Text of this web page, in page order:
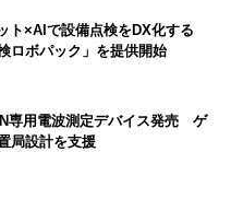
ト×AIで設備点検をDX化する
ロボパック」を提供開始
専用電波測定デバイス発売 ゲ
局設計を支援